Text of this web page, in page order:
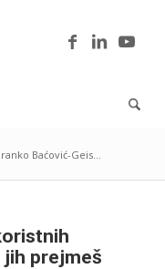
Baćović-Geis...
jih prejmeš